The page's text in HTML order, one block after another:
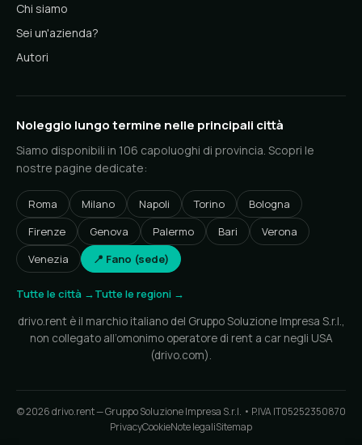
Chi siamo
Sei un'azienda?
Autori
Noleggio lungo termine nelle principali città
Siamo disponibili in 106 capoluoghi di provincia. Scopri le
nostre pagine dedicate:
Roma Milano Napoli Torino
Bologna
Firenze
Genova Palermo Bari
Verona
Venezia
📍 Fano (sede)
Tutte le città →Tutte le regioni →
drivo.rent è il marchio italiano del Gruppo Soluzione Impresa S.r.l.,
non collegato all’omonimo operatore di rent a car negli USA
(drivo.com).
© 2026 drivo.rent — Gruppo Soluzione Impresa S.r.l. • P.IVA IT05252350870
PrivacyCookieNote legaliSitemap